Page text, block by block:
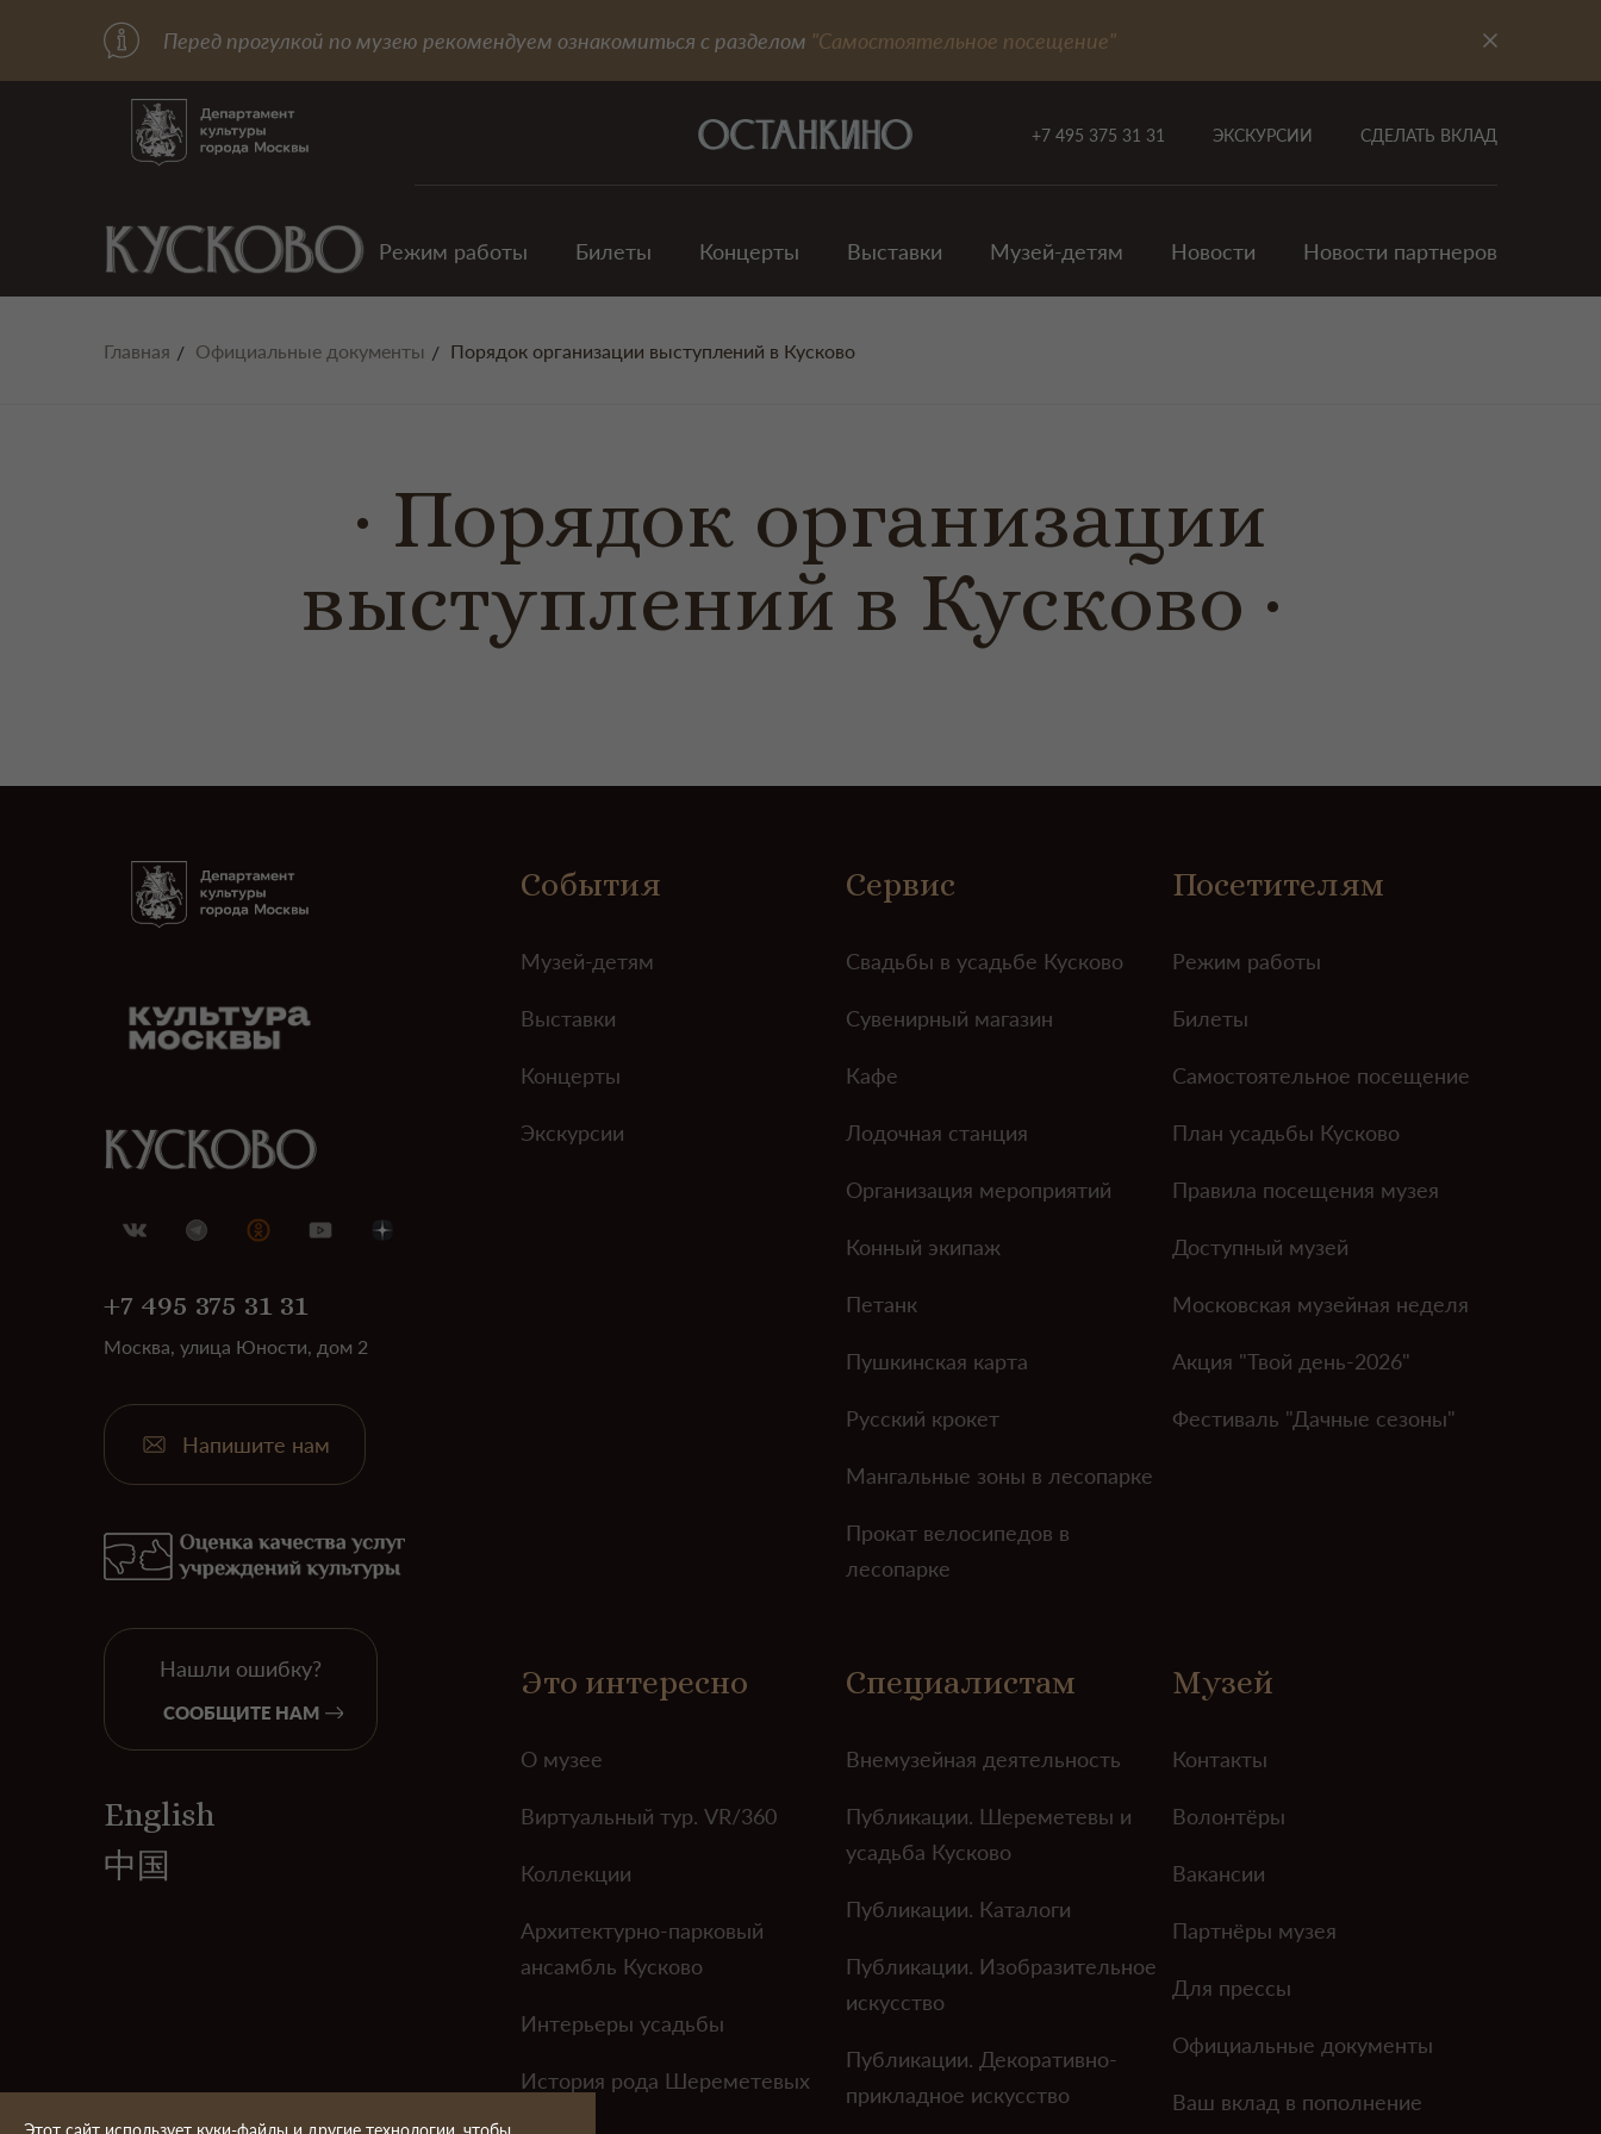
Перед прогулкой по музею рекомендуем ознакомиться с разделом "Самостоятельное посещение"
+7 495 375 31 31 ЭКСКУРСИИ СДЕЛАТЬ ВКЛАД
Режим работы Билеты Концерты Выставки Музей-детям Новости Новости партнеров
Главная Официальные документы Порядок организации выступлений в Кусково
Порядок организации
выступлений в Кусково
+7 495 375 31 31
Москва, улица Юности, дом 2
Напишите нам
Нашли ошибку?
СООБЩИТЕ НАМ
English
中国
События
Музей-детям
Выставки
Концерты
Экскурсии
Сервис
Свадьбы в усадьбе Кусково
Сувенирный магазин
Кафе
Лодочная станция
Организация мероприятий
Конный экипаж
Петанк
Пушкинская карта
Русский крокет
Мангальные зоны в лесопарке
Прокат велосипедов в
лесопарке
Посетителям
Режим работы
Билеты
Самостоятельное посещение
План усадьбы Кусково
Правила посещения музея
Доступный музей
Московская музейная неделя
Акция "Твой день-2026"
Фестиваль "Дачные сезоны"
Это интересно
О музее
Виртуальный тур. VR/360
Коллекции
Архитектурно-парковый
ансамбль Кусково
Интерьеры усадьбы
История рода Шереметевых
Специалистам
Внемузейная деятельность
Публикации. Шереметевы и
усадьба Кусково
Публикации. Каталоги
Публикации. Изобразительное
искусство
Публикации. Декоративно-
прикладное искусство
Музей
Контакты
Волонтёры
Вакансии
Партнёры музея
Для прессы
Официальные документы
Ваш вклад в пополнение
Этот сайт использует куки-файлы и другие технологии, чтобы